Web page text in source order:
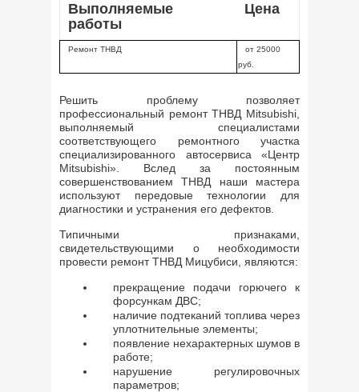
Выполняемые
работы
Цена
Ремонт ТНВД
от 25000
руб.
Решить проблему позволяет
профессиональный ремонт ТНВД Mitsubishi,
выполняемый специалистами
соответствующего ремонтного участка
специализированного автосервиса «Центр
Mitsubishi». Вслед за постоянным
совершенствованием ТНВД наши мастера
используют передовые технологии для
диагностики и устранения его дефектов.
Типичными признаками,
свидетельствующими о необходимости
провести ремонт ТНВД Мицубиси, являются:
прекращение подачи горючего к
форсункам ДВС;
наличие подтеканий топлива через
уплотнительные элементы;
появление нехарактерных шумов в
работе;
нарушение регулировочных
параметров;